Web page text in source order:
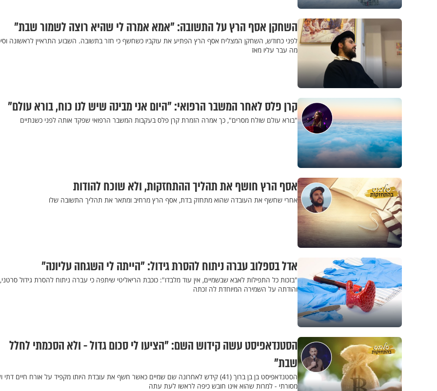
השחקן אסף הרץ על התשובה: "אמא אמרה לי שהיא רוצה לשמור שבת"
לפני כחודש, השחקן המצליח אסף הרץ הפתיע את עוקביו כשחשף כי חזר בתשובה. השבוע התראיין לראשונה
מה עבר עליו מאז
קרן פלס לאחר המשבר הרפואי: "היום אני מבינה שיש לנו כוח, בורא עולם"
"בורא עולם שולח מסרים", כך אמרה הזמרת קרן פלס בעקבות המשבר הרפואי שפקד אותה לפני כשנתיים
אסף הרץ חושף את תהליך ההתחזקות, ולא שוכח להודות
אחרי שחשף את העובדה שהוא מתחזק בדת, אסף הרץ מרחיב ומתאר את תהליך התשובה שלו
אדל בספלוב עברה ניתוח להסרת גידול: "הייתה לי השגחה עליונה"
"בזכות כל התפילות לאבא שבשמיים, אין עוד מלבדו": כוכבת הריאליטי שיתפה כי עברה ניתוח להסרת גידול סרטני,
והודתה על השמירה המיוחדת לה זכתה
הסטנדאפיסט עשה קידוש השם: "הציעו לי סכום גדול - ולא הסכמתי לחלל
שבת"
הסטנדאפיסט בן בן ברוך (41) קידש לאחרונה שם שמיים כאשר חשף את עובדת היותו מקפיד על אורח חיים דתי
מסורתי - למרות שהוא אינו חובש כיפה לראשו לעת עתה